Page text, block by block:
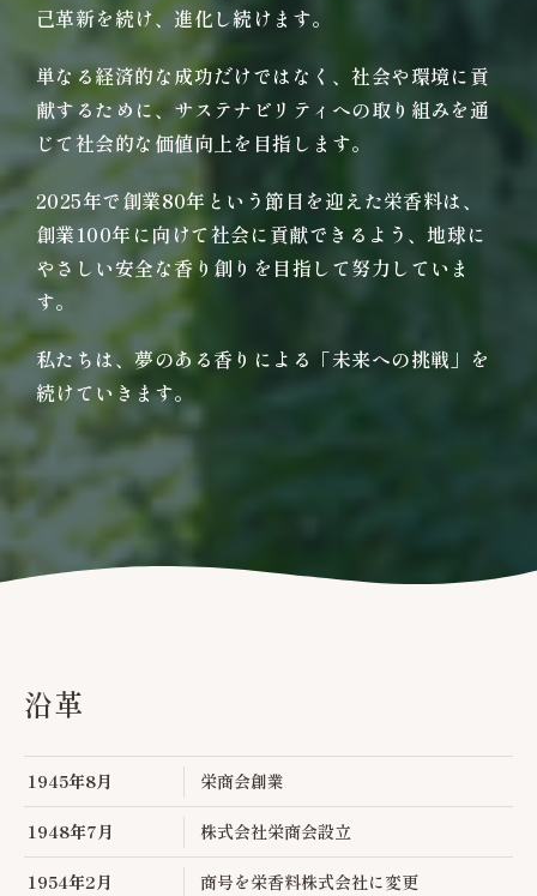
己革新を続け、進化し続けます。
単なる経済的な成功だけではなく、社会や環境に貢
献するために、サステナビリティへの取り組みを通
じて社会的な価値向上を目指します。
2025年で創業80年という節目を迎えた栄香料は、
創業100年に向けて社会に貢献できるよう、地球に
やさしい安全な香り創りを目指して努力していま
す。
私たちは、夢のある香りによる「未来への挑戦」を
続けていきます。
沿革
1945年8月 栄商会創業
1948年7月 株式会社栄商会設立
1954年2月 商号を栄香料株式会社に変更